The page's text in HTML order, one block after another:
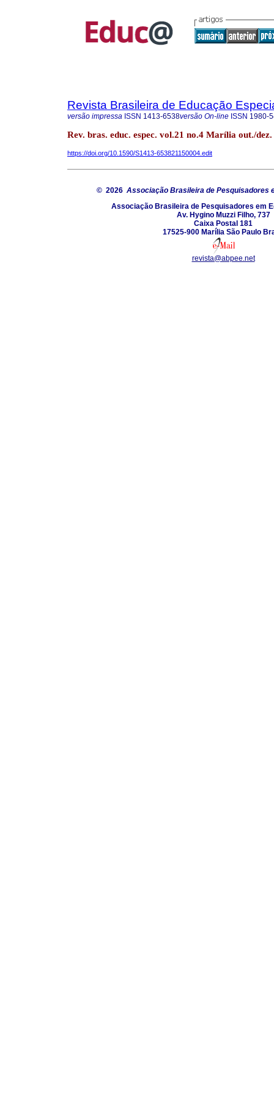
Revista Brasileira de Educação
versão impressa ISSN 1413-6538versão On-line ISSN 1980-
Rev. bras. educ. espec. vol.21 no.4 Marília out./dez.
https://doi.org/10.1590/S1413-653821150004.edit
© 2026 Associação Brasileira de Pesquisadores
Associação Brasileira de Pesquisadores em
Av. Hygino Muzzi Filho, 737
Caixa Postal 181
17525-900 Marília São Paulo
revista@abpee.net